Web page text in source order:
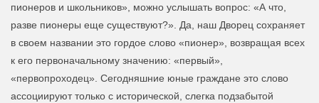
пионеров и школьников», можно услышать вопрос: «А что,
разве пионеры еще существуют?». Да, наш Дворец сохраняет
в своем названии это гордое слово «пионер», возвращая всех
к его первоначальному значению: «первый»,
«первопроходец». Сегодняшние юные граждане это слово
ассоциируют только с исторической, слегка подзабытой